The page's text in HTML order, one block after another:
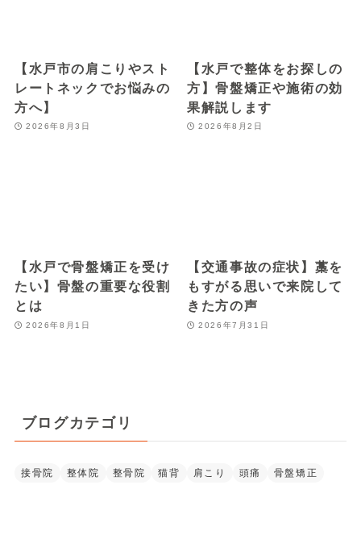
【水戸市の肩こりやスト
レートネックでお悩みの
方へ】
2026年8月3日
【水戸で整体をお探しの
方】骨盤矯正や施術の効
果解説します
2026年8月2日
【水戸で骨盤矯正を受け
たい】骨盤の重要な役割
とは
2026年8月1日
【交通事故の症状】藁を
もすがる思いで来院して
きた方の声
2026年7月31日
ブログカテゴリ
接骨院 整体院 整骨院 猫背 肩こり 頭痛 骨盤矯正